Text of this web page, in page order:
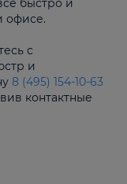
быстро и
офисе.
с
и
8 (495) 154-10-63
контактные